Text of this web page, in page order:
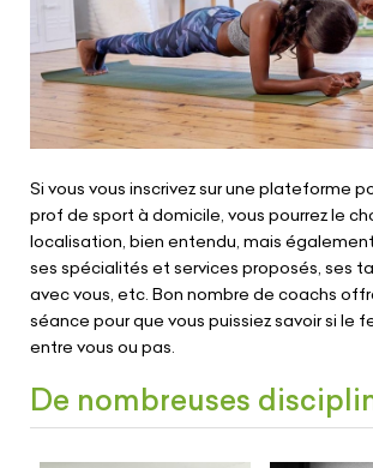
Si vous vous inscrivez sur une plateforme
prof de sport à domicile, vous pourrez le
localisation, bien entendu, mais
ses spécialités et services proposés, ses
avec vous, etc. Bon nombre de coachs
séance pour que vous puissiez savoir si le
entre vous ou pas.
De nombreuses